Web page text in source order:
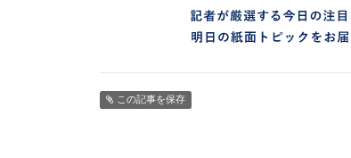
この記事を保存